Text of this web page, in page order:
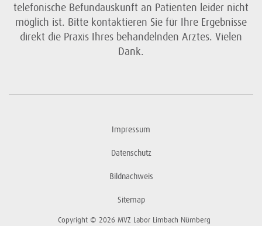
telefonische Befundauskunft an Patienten leider nicht
möglich ist. Bitte kontaktieren Sie für Ihre Ergebnisse
direkt die Praxis Ihres behandelnden Arztes. Vielen
Dank.
Impressum
Datenschutz
Bildnachweis
Sitemap
Copyright © 2026 MVZ Labor Limbach Nürnberg